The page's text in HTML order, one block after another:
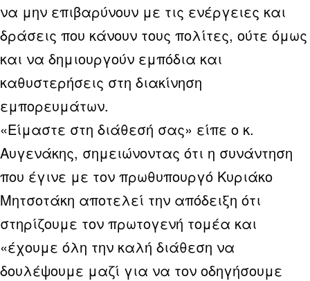
να μην επιβαρύνουν με τις ενέργειες και
δράσεις που κάνουν τους πολίτες, ούτε όμως
και να δημιουργούν εμπόδια και
καθυστερήσεις στη διακίνηση
εμπορευμάτων.
«Είμαστε στη διάθεσή σας» είπε ο κ.
Αυγενάκης, σημειώνοντας ότι η συνάντηση
που έγινε με τον πρωθυπουργό Κυριάκο
Μητσοτάκη αποτελεί την απόδειξη ότι
στηρίζουμε τον πρωτογενή τομέα και
«έχουμε όλη την καλή διάθεση να
δουλέψουμε μαζί για να τον οδηγήσουμε